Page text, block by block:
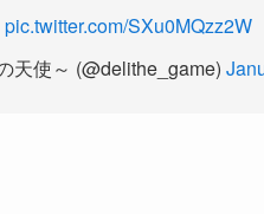
pic.twitter.com/SXu0MQzz2W
天使～ (@delithe_game)